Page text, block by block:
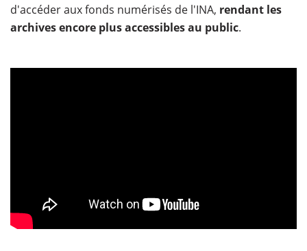
d'accéder aux fonds numérisés de l'INA, rendant les
archives encore plus accessibles au public.